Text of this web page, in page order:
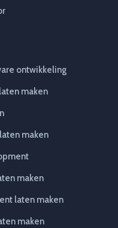
ontwikkeling
maken
maken
maken
laten maken
maken